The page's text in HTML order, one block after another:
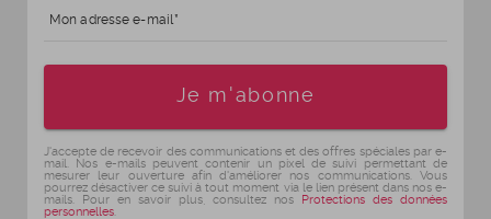
Mon adresse e-mail
Je m'abonne
J'accepte de recevoir des communications et des offres spéciales par e-
mail. Nos e-mails peuvent contenir un pixel de suivi permettant de
mesurer leur ouverture afin d'améliorer nos communications. Vous
pourrez désactiver ce suivi à tout moment via le lien présent dans nos e-
mails. Pour en savoir plus, consultez nos Protections des données
personnelles